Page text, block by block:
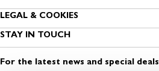
Benetton Group
Sustainability
Dress Safely
Size guide
Clothing care
Contact us
LEGAL & COOKIES
Privacy
STAY IN TOUCH
Find a shop
For the latest news and special deals